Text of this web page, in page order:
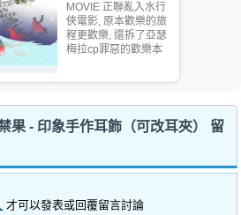
MOVIE 正聯亂入水行
俠電影, 原本歡樂的旅
程更歡樂, 還拆了亞瑟
梅拉cp罪惡的歡樂本
果 - 印象手作耳飾（可改耳夾） 留
才可以發表或回覆留言討論